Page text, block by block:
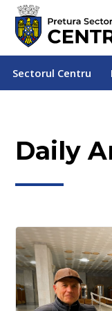
Sectorul Centru
Daily
Sectorul Centru